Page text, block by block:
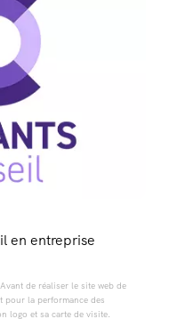
en entreprise
de réaliser le site web de
pour la performance des
logo et sa carte de visite.